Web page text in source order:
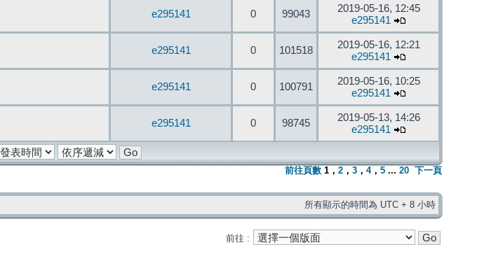
e295141 0 99043
2019-05-16, 12:45
e295141
e295141 0 101518
2019-05-16, 12:21
e295141
e295141 0 100791
2019-05-16, 10:25
e295141
e295141 0 98745
2019-05-13, 14:26
e295141
前往頁數 1 ， 2 ， 3 ， 4， 5 ... 20 下一頁
所有顯示的時間為 UTC + 8 小時
前往 :